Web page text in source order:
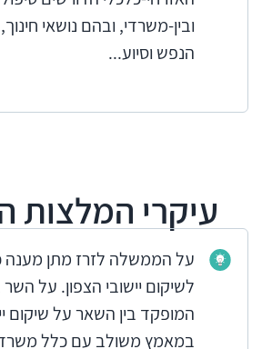
ובין-משרדי, ובהם נושאי
הנפש וסיוע...
עיקרי המלצות
על הממשלה לזרז מתן מענה
לשיקום יישובי הצפון. על
המופקד בין השאר על שיקום
במאמץ משולב עם כלל